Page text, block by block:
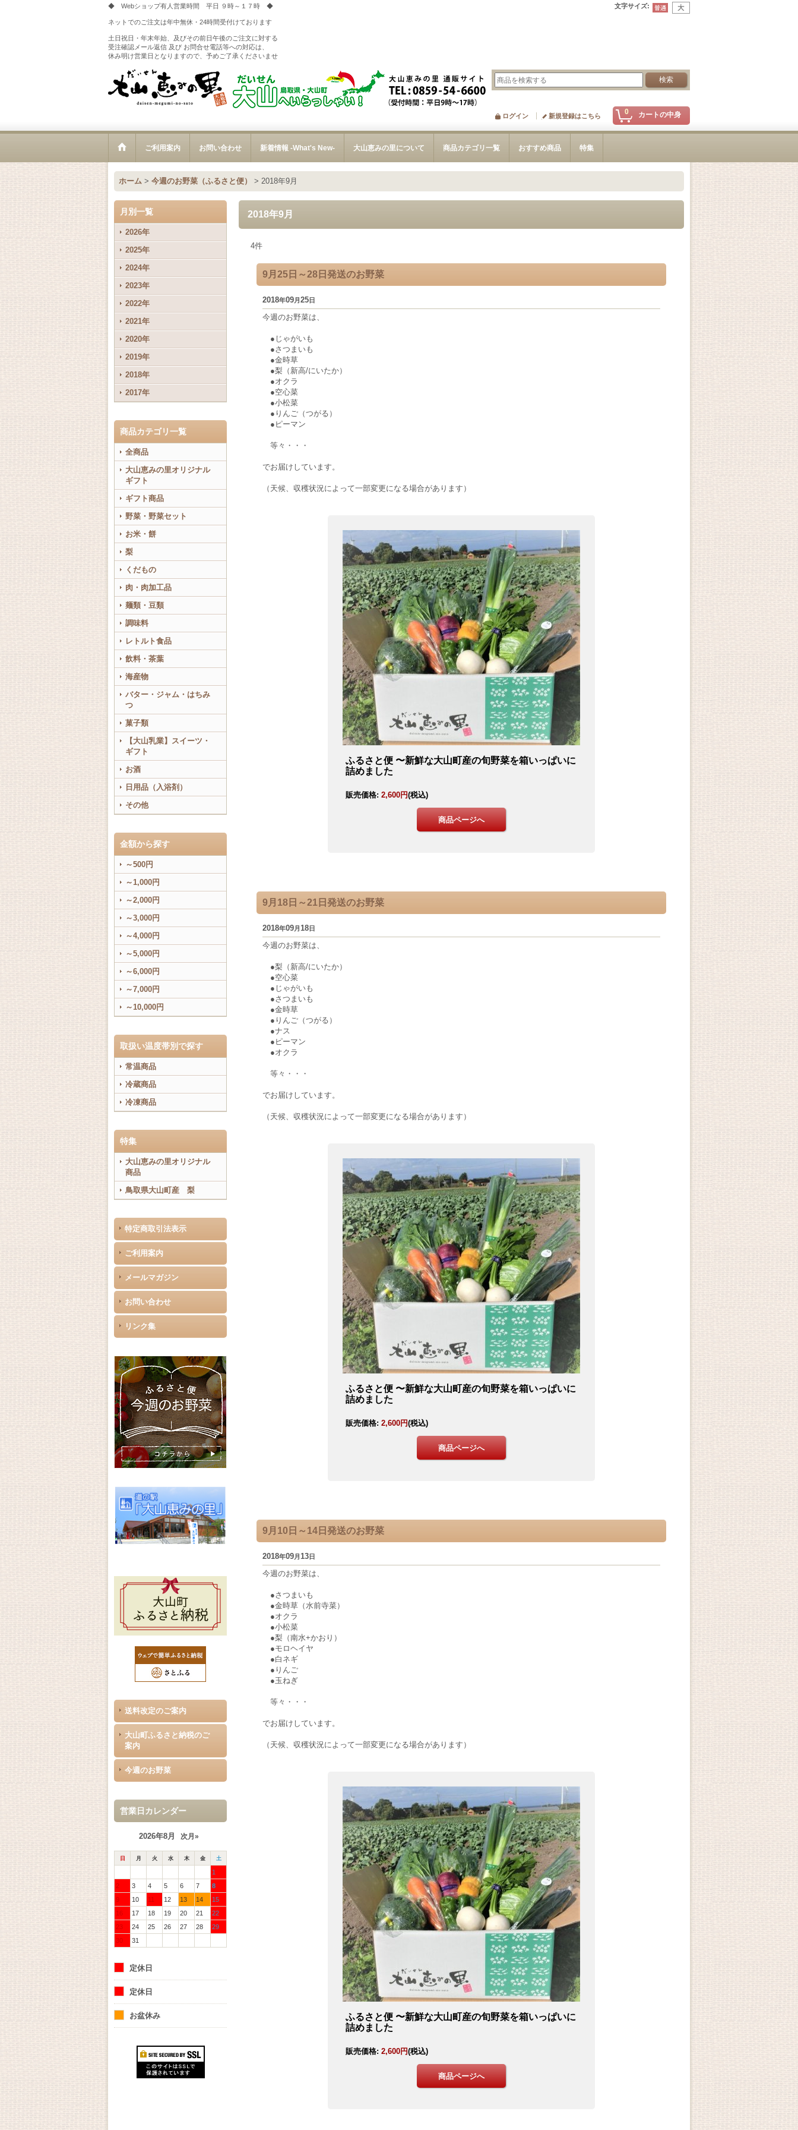
◆ Webショップ有人営業時間 平日 ９時～１７時 ◆
ネットでのご注文は年中無休・24時間受付けております
土日祝日・年末年始、及びその前日午後のご注文に対する
受注確認メール返信 及び お問合せ電話等への対応は、
休み明け営業日となりますので、予めご了承くださいませ
文字サイズ:
0 カートの中身
ログイン 新規登録はこちら
ご利用案内 お問い合わせ 新着情報 -What's New- 大山恵みの里について 商品カテゴリ一覧 おすすめ商品 特集
ホーム > 今週のお野菜（ふるさと便） > 2018年9月
月別一覧
2026年
2025年
2024年
2023年
2022年
2021年
2020年
2019年
2018年
2017年
商品カテゴリ一覧
全商品
大山恵みの里オリジナル
ギフト
ギフト商品
野菜・野菜セット
お米・餅
梨
くだもの
肉・肉加工品
麺類・豆類
調味料
レトルト食品
飲料・茶葉
海産物
バター・ジャム・はちみ
つ
菓子類
【大山乳業】スイーツ・
ギフト
お酒
日用品（入浴剤）
その他
金額から探す
～500円
～1,000円
～2,000円
～3,000円
～4,000円
～5,000円
～6,000円
～7,000円
～10,000円
取扱い温度帯別で探す
常温商品
冷蔵商品
冷凍商品
特集
大山恵みの里オリジナル
商品
鳥取県大山町産 梨
特定商取引法表示
ご利用案内
メールマガジン
お問い合わせ
リンク集
送料改定のご案内
大山町ふるさと納税のご
案内
今週のお野菜
営業日カレンダー
2026年8月 次月»
日 月 火 水 木 金 土
1
2
3 4 5 6 7
8
9
10 11 12 13 14
15
16
17 18 19 20 21
22
23
24 25 26 27 28
29
30
31
定休日
定休日
お盆休み
2018年9月
4件
9月25日～28日発送のお野菜
2018年09月25日
今週のお野菜は、
●じゃがいも
●さつまいも
●金時草
●梨（新高/にいたか）
●オクラ
●空心菜
●小松菜
●りんご（つがる）
●ピーマン
等々・・・
でお届けしています。
（天候、収穫状況によって一部変更になる場合があります）
9月18日～21日発送のお野菜
2018年09月18日
今週のお野菜は、
●梨（新高/にいたか）
●空心菜
●じゃがいも
●さつまいも
●金時草
●りんご（つがる）
●ナス
●ピーマン
●オクラ
等々・・・
でお届けしています。
（天候、収穫状況によって一部変更になる場合があります）
9月10日～14日発送のお野菜
2018年09月13日
今週のお野菜は、
●さつまいも
●金時草（水前寺菜）
●オクラ
●小松菜
●梨（南水+かおり）
●モロヘイヤ
●白ネギ
●りんご
●玉ねぎ
等々・・・
でお届けしています。
（天候、収穫状況によって一部変更になる場合があります）